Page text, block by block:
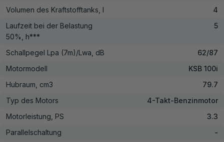
Volumen des Kraftstofftanks, l
4
Laufzeit bei der Belastung
50%, h***
5
Schallpegel Lpa (7m)/Lwa, dB
62/87
Motormodell
KSB 100i
Hubraum, cm3
79.7
Typ des Motors
4-Takt-Benzinmotor
Motorleistung, PS
3.3
Parallelschaltung
-